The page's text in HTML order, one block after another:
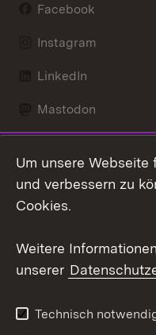
Facebook
Instagram
LinkedIn
Mastodon
X / Twitter
Youtube
Kontakt
Barrierefreiheit
Um unsere
und verbessern zu
Cookies.
Weitere
unserer
Technisch